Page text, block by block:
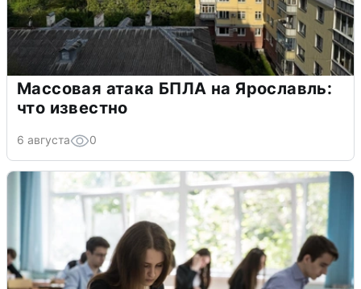
Массовая атака БПЛА на Ярославль:
что известно
6 августа 0